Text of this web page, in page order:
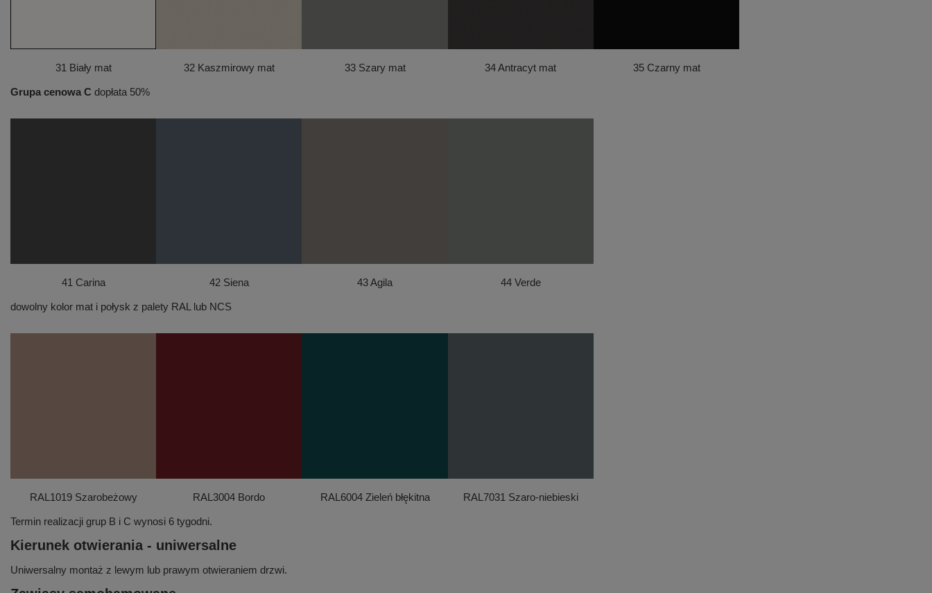
31 Biały mat 32 Kaszmirowy mat 33 Szary mat 34 Antracyt mat 35 Czarny mat
Grupa cenowa C dopłata 50%
41 Carina 42 Siena 43 Agila 44 Verde
dowolny kolor mat i połysk z palety RAL lub NCS
RAL1019 Szarobeżowy RAL3004 Bordo RAL6004 Zieleń błękitna RAL7031 Szaro-niebieski
Termin realizacji grup B i C wynosi 6 tygodni.
Kierunek otwierania - uniwersalne
Uniwersalny montaż z lewym lub prawym otwieraniem drzwi.